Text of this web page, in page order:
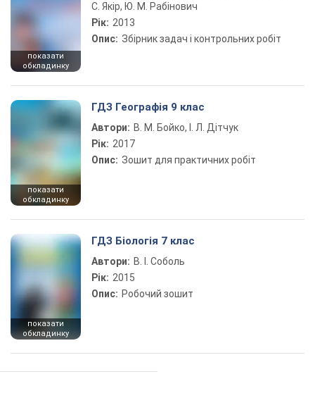
показати
обкладинку
С. Якір, Ю. М. Рабінович
Рік: 2013
Опис: Збірник задач і контрольних робіт
показати
обкладинку
ГДЗ Географія 9 клас
Автори: В. М. Бойко, І. Л. Дітчук
Рік: 2017
Опис: Зошит для практичних робіт
показати
обкладинку
ГДЗ Біологія 7 клас
Автори: В. І. Соболь
Рік: 2015
Опис: Робочий зошит